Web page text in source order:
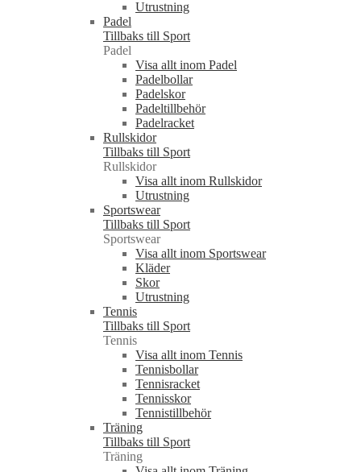
Utrustning
Padel
Tillbaks till Sport
Padel
Visa allt inom Padel
Padelbollar
Padelskor
Padeltillbehör
Padelracket
Rullskidor
Tillbaks till Sport
Rullskidor
Visa allt inom Rullskidor
Utrustning
Sportswear
Tillbaks till Sport
Sportswear
Visa allt inom Sportswear
Kläder
Skor
Utrustning
Tennis
Tillbaks till Sport
Tennis
Visa allt inom Tennis
Tennisbollar
Tennisracket
Tennisskor
Tennistillbehör
Träning
Tillbaks till Sport
Träning